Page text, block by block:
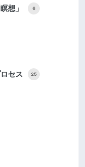
想」 6
セス 25